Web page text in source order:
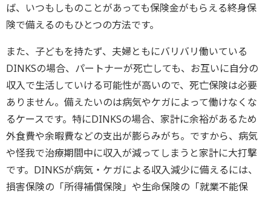
ば、いつもしものことがあっても保険金がもらえる終身保
険で備えるのもひとつの方法です。
また、子どもを持たず、夫婦ともにバリバリ働いている
DINKSの場合、パートナーが死亡しても、お互いに自分の
収入で生活していける可能性が高いので、死亡保険は必要
ありません。備えたいのは病気やケガによって働けなくな
るケースです。特にDINKSの場合、家計に余裕があるため
外食費や余暇費などの支出が膨らみがち。ですから、病気
や怪我で治療期間中に収入が減ってしまうと家計に大打撃
です。DINKSが病気・ケガによる収入減少に備えるには、
損害保険の「所得補償保険」や生命保険の「就業不能保